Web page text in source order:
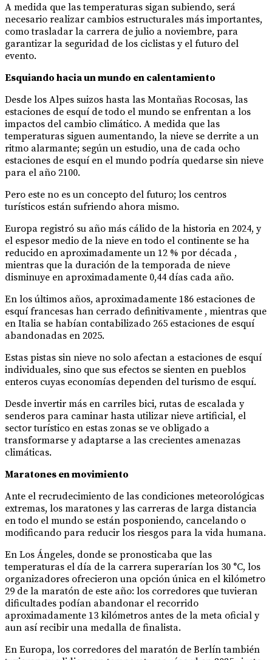
A medida que las temperaturas sigan subiendo, será
necesario realizar cambios estructurales más importantes,
como trasladar la carrera de julio a noviembre, para
garantizar la seguridad de los ciclistas y el futuro del
evento.
Esquiando hacia un mundo en calentamiento
Desde los Alpes suizos hasta las Montañas Rocosas, las
estaciones de esquí de todo el mundo se enfrentan a los
impactos del cambio climático. A medida que las
temperaturas siguen aumentando, la nieve se derrite a un
ritmo alarmante; según un estudio, una de cada ocho
estaciones de esquí en el mundo podría quedarse sin nieve
para el año 2100.
Pero este no es un concepto del futuro; los centros
turísticos están sufriendo ahora mismo.
Europa registró su año más cálido de la historia en 2024, y
el espesor medio de la nieve en todo el continente se ha
reducido en aproximadamente un 12 % por década ,
mientras que la duración de la temporada de nieve
disminuye en aproximadamente 0,44 días cada año.
En los últimos años, aproximadamente 186 estaciones de
esquí francesas han cerrado definitivamente , mientras que
en Italia se habían contabilizado 265 estaciones de esquí
abandonadas en 2025.
Estas pistas sin nieve no solo afectan a estaciones de esquí
individuales, sino que sus efectos se sienten en pueblos
enteros cuyas economías dependen del turismo de esquí.
Desde invertir más en carriles bici, rutas de escalada y
senderos para caminar hasta utilizar nieve artificial, el
sector turístico en estas zonas se ve obligado a
transformarse y adaptarse a las crecientes amenazas
climáticas.
Maratones en movimiento
Ante el recrudecimiento de las condiciones meteorológicas
extremas, los maratones y las carreras de larga distancia
en todo el mundo se están posponiendo, cancelando o
modificando para reducir los riesgos para la vida humana.
En Los Ángeles, donde se pronosticaba que las
temperaturas el día de la carrera superarían los 30 °C, los
organizadores ofrecieron una opción única en el kilómetro
29 de la maratón de este año: los corredores que tuvieran
dificultades podían abandonar el recorrido
aproximadamente 13 kilómetros antes de la meta oficial y
aun así recibir una medalla de finalista.
En Europa, los corredores del maratón de Berlín también